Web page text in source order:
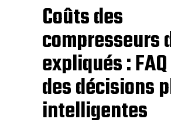
Coûts des
compresseurs
expliqués :
des décisions
intelligentes